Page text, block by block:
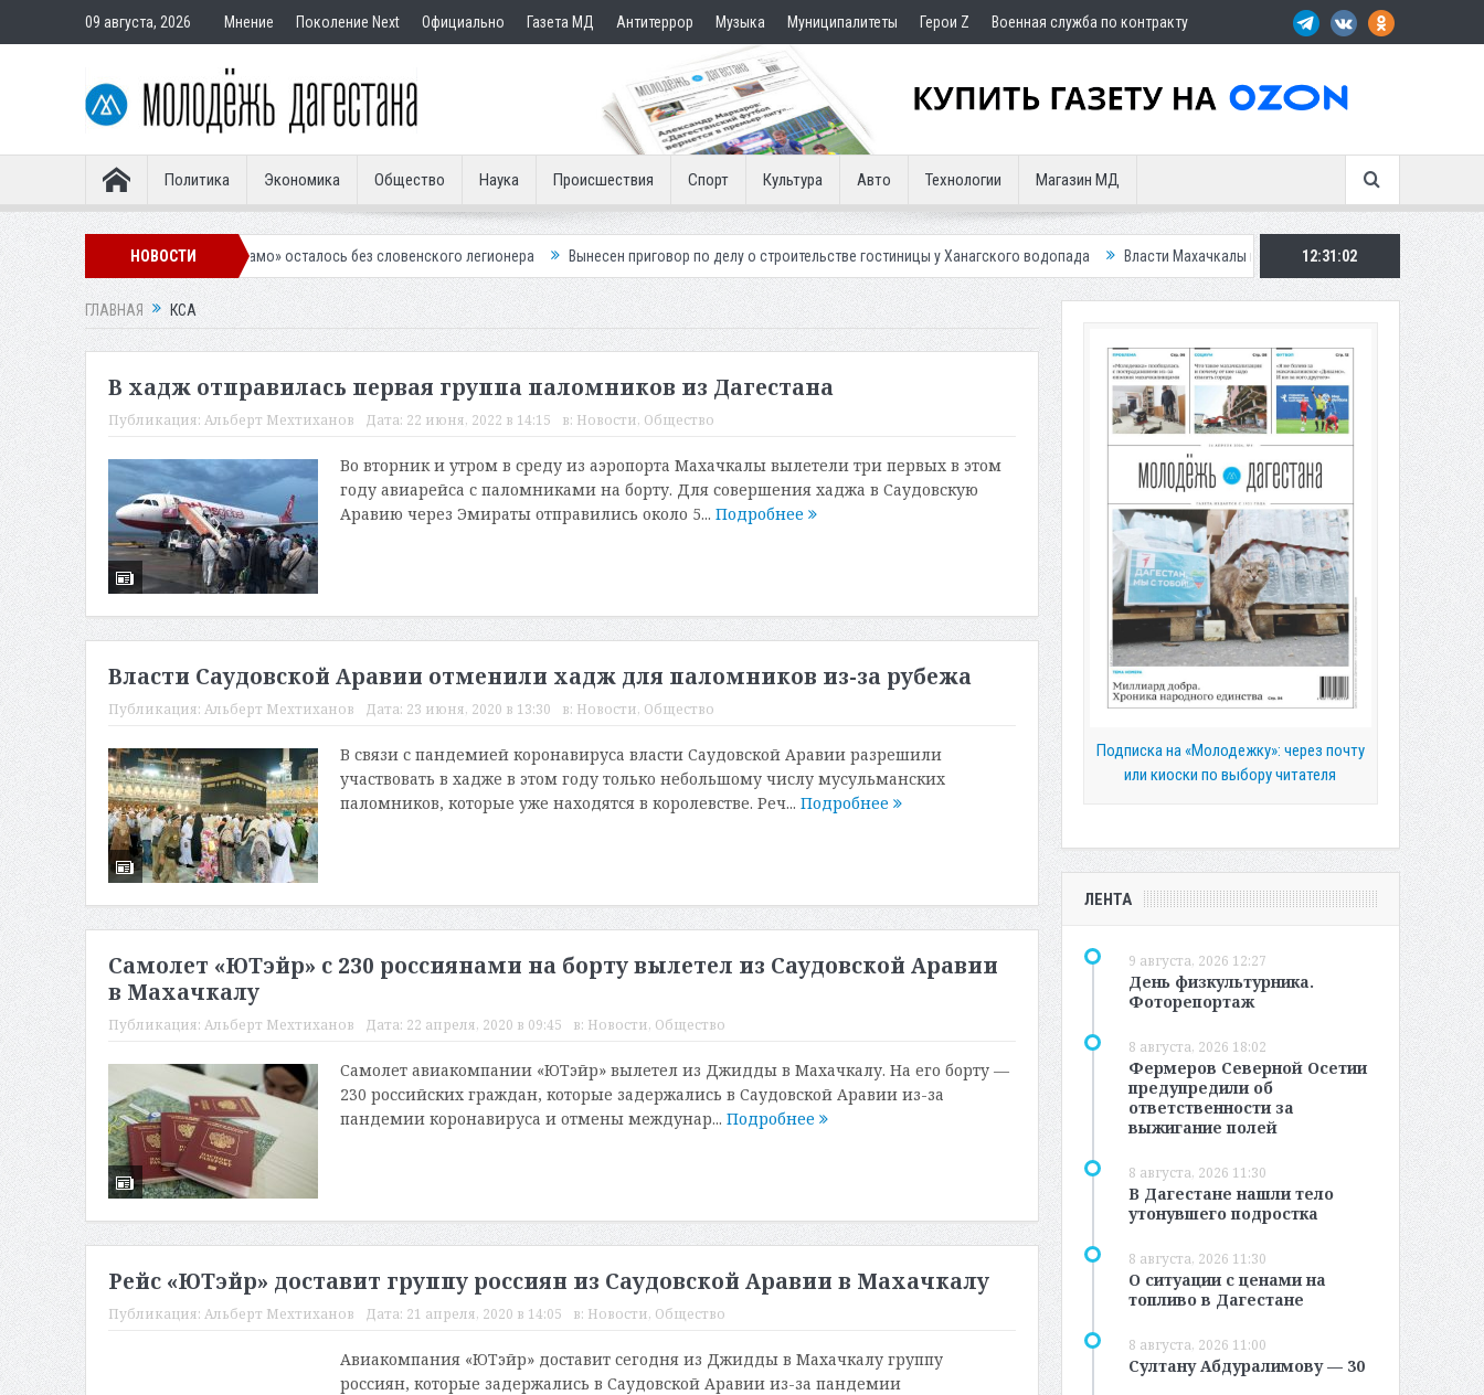
09 августа, 2026 Мнение Поколение Next Официально Газета МД Антитеррор Музыка Муниципалитеты Герои Z Военная служба по контракту
Политика Экономика Общество Наука Происшествия Спорт Культура Авто Технологии Магазин МД
НОВОСТИ
«Динамо» осталось без словенского легионера Вынесен приговор по делу о строительстве гостиницы у Ханагского водопада Власти Махачкалы планирует внедрить новую систему для
12:31:03
ГЛАВНАЯ КСА
В хадж отправилась первая группа паломников из Дагестана
Публикация: Альберт Мехтиханов Дата: 22 июня, 2022 в 14:15 в: Новости, Общество
Во вторник и утром в среду из аэропорта Махачкалы вылетели три первых в этом
году авиарейса с паломниками на борту. Для совершения хаджа в Саудовскую
Аравию через Эмираты отправились около 5... Подробнее
Власти Саудовской Аравии отменили хадж для паломников из-за рубежа
Публикация: Альберт Мехтиханов Дата: 23 июня, 2020 в 13:30 в: Новости, Общество
В связи с пандемией коронавируса власти Саудовской Аравии разрешили
участвовать в хадже в этом году только небольшому числу мусульманских
паломников, которые уже находятся в королевстве. Реч... Подробнее
Самолет «ЮТэйр» с 230 россиянами на борту вылетел из Саудовской Аравии
в Махачкалу
Публикация: Альберт Мехтиханов Дата: 22 апреля, 2020 в 09:45 в: Новости, Общество
Самолет авиакомпании «ЮТэйр» вылетел из Джидды в Махачкалу. На его борту —
230 российских граждан, которые задержались в Саудовской Аравии из-за
пандемии коронавируса и отмены междунар... Подробнее
Рейс «ЮТэйр» доставит группу россиян из Саудовской Аравии в Махачкалу
Публикация: Альберт Мехтиханов Дата: 21 апреля, 2020 в 14:05 в: Новости, Общество
Авиакомпания «ЮТэйр» доставит сегодня из Джидды в Махачкалу группу
россиян, которые задержались в Саудовской Аравии из-за пандемии
Подписка на «Молодежку»: через почту
или киоски по выбору читателя
ЛЕНТА
9 августа, 2026 12:27
День физкультурника.
Фоторепортаж
8 августа, 2026 18:02
Фермеров Северной Осетии
предупредили об
ответственности за
выжигание полей
8 августа, 2026 11:30
В Дагестане нашли тело
утонувшего подростка
8 августа, 2026 11:30
О ситуации с ценами на
топливо в Дагестане
8 августа, 2026 11:00
Султану Абдуралимову — 30